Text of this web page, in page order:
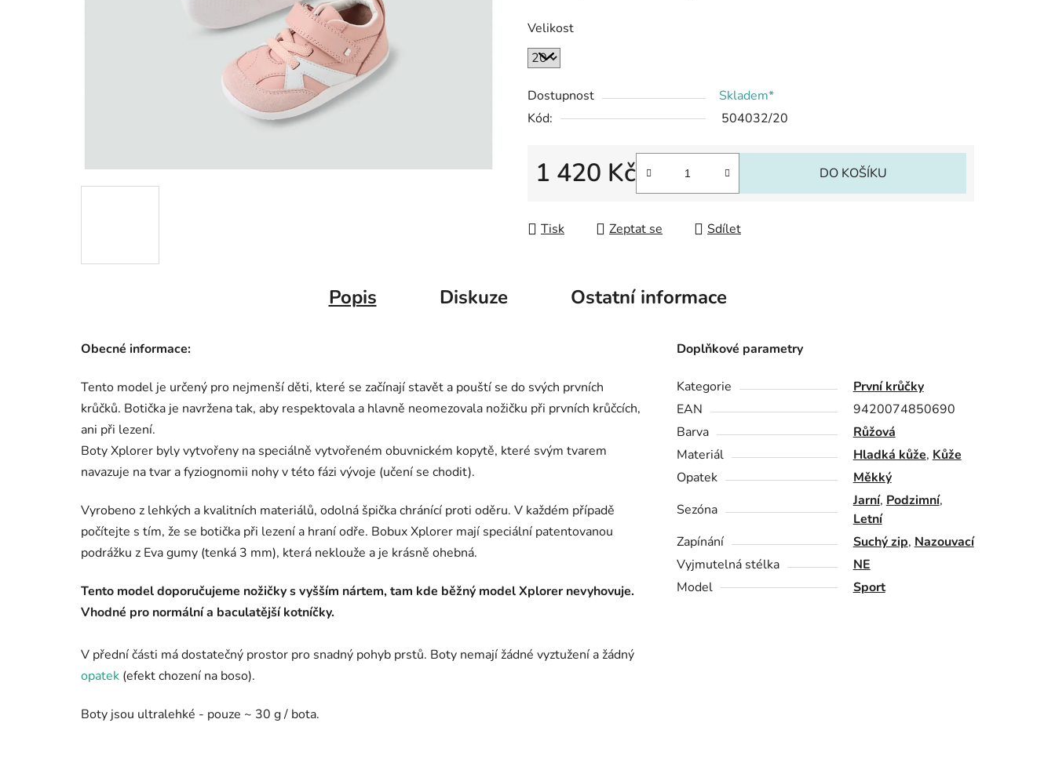
Velikost
Dostupnost
Skladem*
Kód:
504032/20
1 420 Kč DO KOŠÍKU
Tisk Zeptat se Sdílet
Popis Diskuze Ostatní informace
Obecné informace:
Tento model je určený pro nejmenší děti, které se začínají stavět a pouští se do svých prvních
krůčků. Botička je navržena tak, aby respektovala a hlavně neomezovala nožičku při prvních krůčcích,
ani při lezení.
Boty Xplorer byly vytvořeny na speciálně vytvořeném obuvnickém kopytě, které svým tvarem
navazuje na tvar a fyziognomii nohy v této fázi vývoje (učení se chodit).
Vyrobeno z lehkých a kvalitních materiálů, odolná špička chránící proti oděru. V každém případě
počítejte s tím, že se botička při lezení a hraní odře. Bobux Xplorer mají speciální patentovanou
podrážku z Eva gumy (tenká 3 mm), která neklouže a je krásně ohebná.
Tento model doporučujeme nožičky s vyšším nártem, tam kde běžný model Xplorer nevyhovuje.
Vhodné pro normální a baculatější kotníčky.
V přední části má dostatečný prostor pro snadný pohyb prstů. Boty nemají žádné vyztužení a žádný
opatek (efekt chození na boso).
Boty jsou ultralehké - pouze ~ 30 g / bota.
Doplňkové parametry
Kategorie
První krůčky
EAN
9420074850690
Barva
Růžová
Materiál
Hladká kůže, Kůže
Opatek
Měkký
Sezóna
Jarní, Podzimní,
Letní
Zapínání
Suchý zip, Nazouvací
Vyjmutelná stélka
NE
Model
Sport